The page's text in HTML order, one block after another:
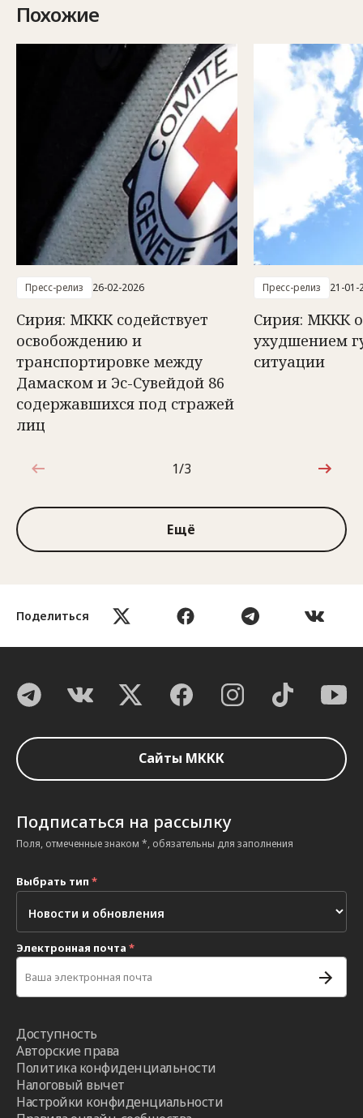
Поделиться
Похожие
Пресс-релиз 26-02-2026
Сирия: МККК содействует
освобождению и
транспортировке между
Дамаском и Эс-Сувейдой 86
содержавшихся под стражей
лиц
Пресс-релиз 21-01-
Сирия: МККК
ухудшением
ситуации
1 из 3
1/3
Ещё
Сайты МККК
Подписаться на рассылку
Поля, отмеченные знаком *, обязательны для заполнения
Выбрать тип *
Электронная почта *
Доступность
Авторские права
Политика конфиденциальности
Налоговый вычет
Настройки конфиденциальности